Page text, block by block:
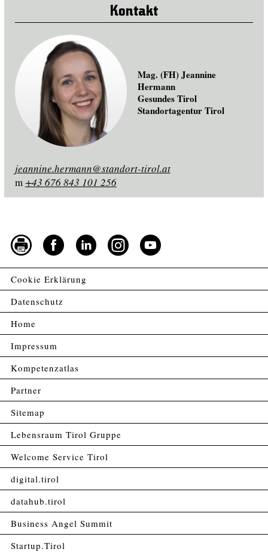
Kontakt
Mag. (FH) Jeannine
Hermann
Gesundes Tirol
Standortagentur Tirol
jeannine.hermann@standort-tirol.at
m+43 676 843 101 256
Cookie Erklärung
Datenschutz
Home
Impressum
Kompetenzatlas
Partner
Sitemap
Lebensraum Tirol Gruppe
Welcome Service Tirol
digital.tirol
datahub.tirol
Business Angel Summit
Startup.Tirol